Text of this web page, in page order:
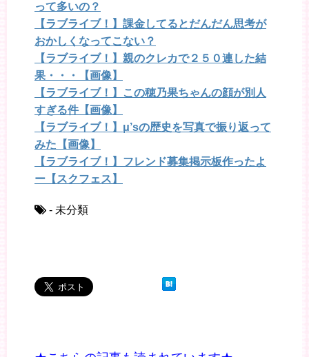
って多いの？
【ラブライブ！】課金してるとだんだん思考が
おかしくなってこない？
【ラブライブ！】親のクレカで２５０連した結
果・・・【画像】
【ラブライブ！】この穂乃果ちゃんの顔が別人
すぎる件【画像】
【ラブライブ！】μ’sの歴史を写真で振り返って
みた【画像】
【ラブライブ！】フレンド募集掲示板作ったよ
ー【スクフェス】
- 未分類